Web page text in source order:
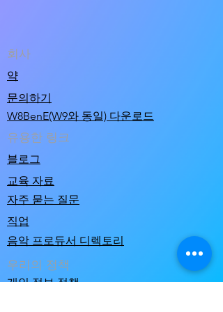
회사
약
문의하기
유용한 링크
블로그
교육 자료
자주 묻는 질문
직업
음악 프로듀서 디렉토리
우리의 정책
개인 정보 정책
W8BenE(W9와 동일) 다운로드